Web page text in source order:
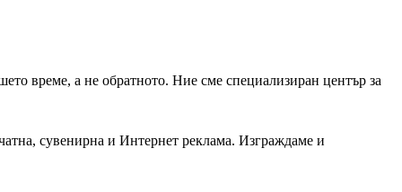
време, а не обратното. Ние сме специализиран център за
сувенирна и Интернет реклама. Изграждаме и